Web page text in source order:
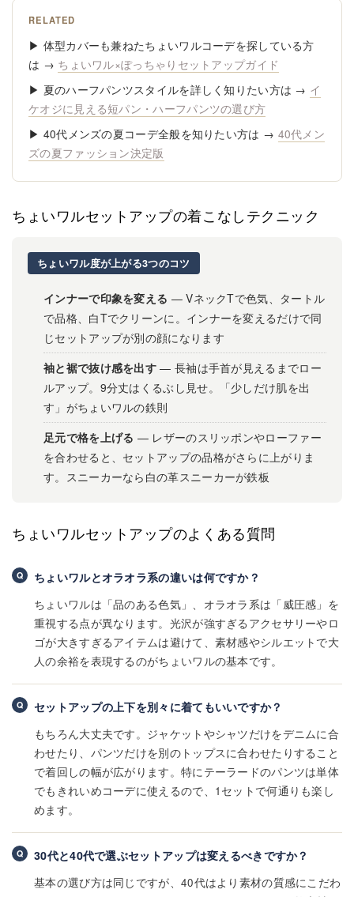
RELATED
▶ 体型カバーも兼ねたちょいワルコーデを探している方
は → ちょいワル×ぽっちゃりセットアップガイド
▶ 夏のハーフパンツスタイルを詳しく知りたい方は → イ
ケオジに見える短パン・ハーフパンツの選び方
▶ 40代メンズの夏コーデ全般を知りたい方は → 40代メン
ズの夏ファッション決定版
ちょいワルセットアップの着こなしテクニック
ちょいワル度が上がる3つのコツ
インナーで印象を変える — VネックTで色気、タートル
で品格、白Tでクリーンに。インナーを変えるだけで同
じセットアップが別の顔になります
袖と裾で抜け感を出す — 長袖は手首が見えるまでロー
ルアップ。9分丈はくるぶし見せ。「少しだけ肌を出
す」がちょいワルの鉄則
足元で格を上げる — レザーのスリッポンやローファー
を合わせると、セットアップの品格がさらに上がりま
す。スニーカーなら白の革スニーカーが鉄板
ちょいワルセットアップのよくある質問
ちょいワルとオラオラ系の違いは何ですか？
ちょいワルは「品のある色気」、オラオラ系は「威圧感」を
重視する点が異なります。光沢が強すぎるアクセサリーやロ
ゴが大きすぎるアイテムは避けて、素材感やシルエットで大
人の余裕を表現するのがちょいワルの基本です。
セットアップの上下を別々に着てもいいですか？
もちろん大丈夫です。ジャケットやシャツだけをデニムに合
わせたり、パンツだけを別のトップスに合わせたりすること
で着回しの幅が広がります。特にテーラードのパンツは単体
でもきれいめコーデに使えるので、1セットで何通りも楽し
めます。
30代と40代で選ぶセットアップは変えるべきですか？
基本の選び方は同じですが、40代はより素材の質感にこだわ